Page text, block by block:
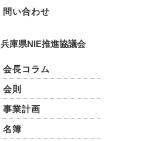
問い合わせ
兵庫県NIE推進協議会
会長コラム
会則
事業計画
名簿